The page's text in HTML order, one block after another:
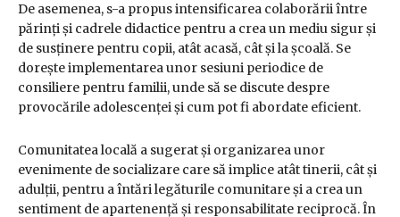
De asemenea, s-a propus intensificarea colaborării între
părinți și cadrele didactice pentru a crea un mediu sigur și
de susținere pentru copii, atât acasă, cât și la școală. Se
dorește implementarea unor sesiuni periodice de
consiliere pentru familii, unde să se discute despre
provocările adolescenței și cum pot fi abordate eficient.
Comunitatea locală a sugerat și organizarea unor
evenimente de socializare care să implice atât tinerii, cât și
adulții, pentru a întări legăturile comunitare și a crea un
sentiment de apartenență și responsabilitate reciprocă. În